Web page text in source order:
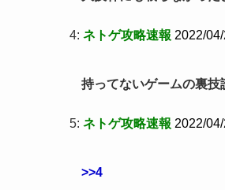
4: ネトゲ攻略速報 2022/
持ってないゲームの裏技
5: ネトゲ攻略速報 2022/
>>4